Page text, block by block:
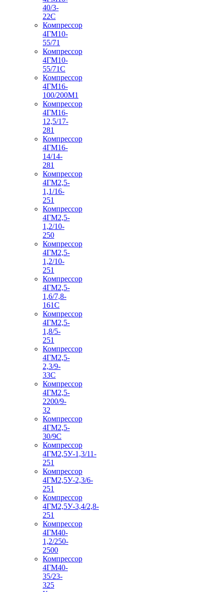
40/3-
22С
Компрессор
4ГМ10-
55/71
Компрессор
4ГМ10-
55/71С
Компрессор
4ГМ16-
100/200М1
Компрессор
4ГМ16-
12,5/17-
281
Компрессор
4ГМ16-
14/14-
281
Компрессор
4ГМ2,5-
1,1/16-
251
Компрессор
4ГМ2,5-
1,2/10-
250
Компрессор
4ГМ2,5-
1,2/10-
251
Компрессор
4ГМ2,5-
1,6/7,8-
161С
Компрессор
4ГМ2,5-
1,8/5-
251
Компрессор
4ГМ2,5-
2,3/9-
33С
Компрессор
4ГМ2,5-
2200/9-
32
Компрессор
4ГМ2,5-
30/9С
Компрессор
4ГМ2,5У-1,3/11-
251
Компрессор
4ГМ2,5У-2,3/6-
251
Компрессор
4ГМ2,5У-3,4/2,8-
251
Компрессор
4ГМ40-
1,2/250-
2500
Компрессор
4ГМ40-
35/23-
325